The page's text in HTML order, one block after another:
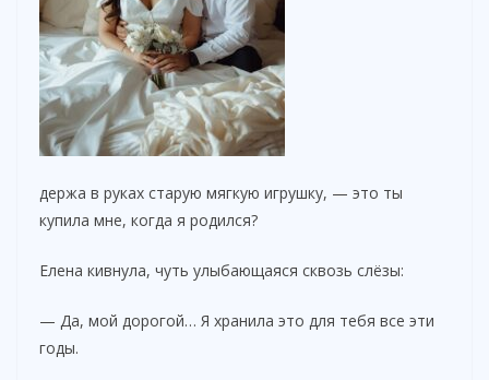
держа в руках старую мягкую игрушку, — это ты
купила мне, когда я родился?
Елена кивнула, чуть улыбающаяся сквозь слёзы:
— Да, мой дорогой… Я хранила это для тебя все эти
годы.